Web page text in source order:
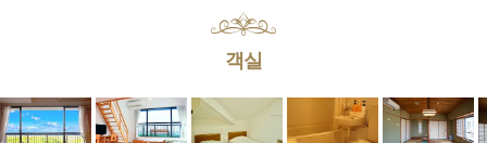
객실